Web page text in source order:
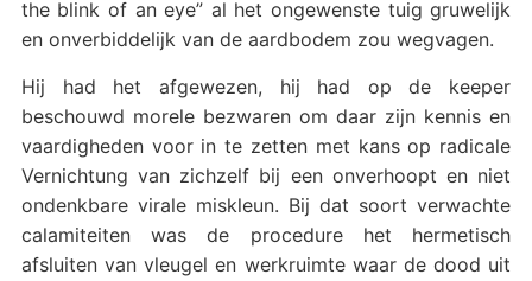
the blink of an eye” al het ongewenste tuig gruwelijk
en onverbiddelijk van de aardbodem zou wegvagen.
Hij had het afgewezen, hij had op de keeper
beschouwd morele bezwaren om daar zijn kennis en
vaardigheden voor in te zetten met kans op radicale
Vernichtung van zichzelf bij een onverhoopt en niet
ondenkbare virale miskleun. Bij dat soort verwachte
calamiteiten was de procedure het hermetisch
afsluiten van vleugel en werkruimte waar de dood uit